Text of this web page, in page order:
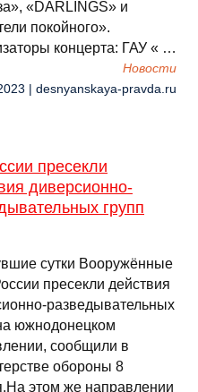
«DARLINGS» и
покойного».
концерта: ГАУ « …
Новости
| desnyanskaya-pravda.ru
пресекли
диверсионно-
групп
сутки Вооружённые
пресекли действия
разведывательных
южнодонецком
сообщили в
обороны 8
этом же направлении